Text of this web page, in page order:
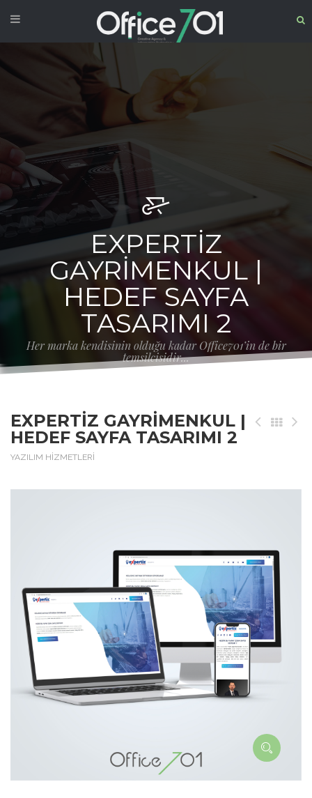
EXPERTIZ
GAYRIMENKUL |
HEDEF SAYFA
TASARIMI 2
Her marka kendisinin olduğu kadar Office701’in de bir
temsilcisidir...
EXPERTIZ GAYRIMENKUL |
HEDEF SAYFA TASARIMI 2
YAZILIM HİZMETLERİ